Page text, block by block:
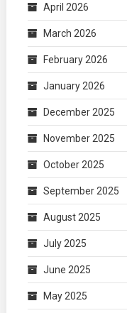
April 2026
March 2026
February 2026
January 2026
December 2025
November 2025
October 2025
September 2025
August 2025
July 2025
June 2025
May 2025